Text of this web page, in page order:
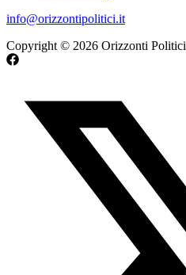
info@orizzontipolitici.it
Copyright © 2026 Orizzonti Politici